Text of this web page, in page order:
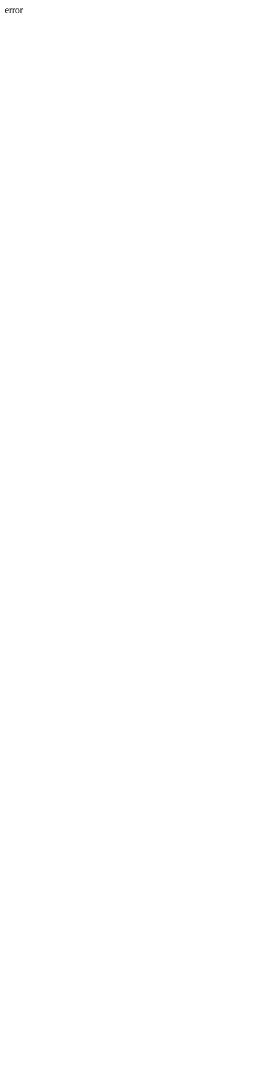
error